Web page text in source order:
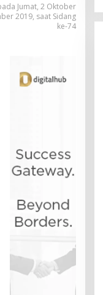
Jumat, 2 Oktober
2019, saat Sidang
ke-74